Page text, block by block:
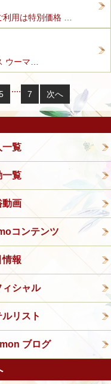
用は特別価格 …
ウーマ…
.... 7 次へ
一覧
一覧
動画
コンテンツ
情報
ィシャル
リスト
ブログ